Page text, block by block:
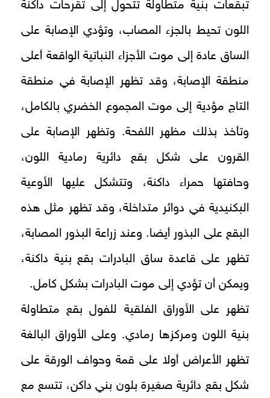
تبقعات بنية متطاولة تتحول إلى تقرحات داكنة
اللون تحيط بالجزء المصاب، وتؤدي الإصابة على
الساق عادة إلى موت الأجزاء النباتية الواقعة أعلى
منطقة الإصابة، وقد تظهر الإصابة في منطقة
التاج مؤدية إلى موت المجموع الخضري بالكامل،
وتأخذ بذلك مظهر اللفحة. وتظهر الإصابة على
القرون على شكل بقع دائرية رمادية اللون،
وحافتها حمراء داكنة، وتتشكل عليها الأوعية
البكنيدية في دوائر متداخلة، وقد تظهر مثل هذه
البقع على البذور أيضا. وعند زراعة البذور المصابة،
تظهر على قاعدة ساق البادرات بقع بنية داكنة،
ويمكن أن تؤدي إلى موت البادرات بشكل كامل.
تظهر على الأوراق الفلقية للفول بقع متطاولة
بنية اللون ومركزها رمادي. وعلى الأوراق البالغة
تظهر الأعراض أولا على قمة وحواف الورقة على
شكل بقع دائرية صغيرة بلون بني داكن، تتسع مع